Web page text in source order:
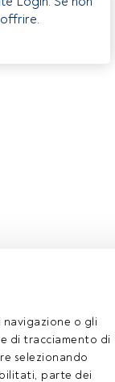
o gli
di tracciamento di
selezionando
parte dei